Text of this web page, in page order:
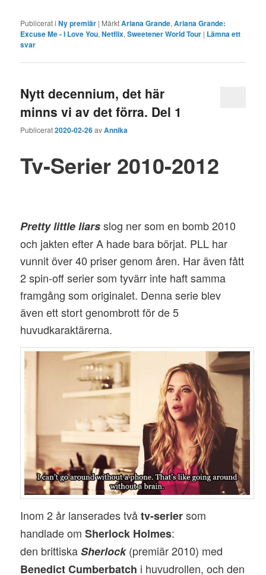
Publicerat i Ny premiär | MärktAriana Grande,Ariana Grande:
Excuse Me - I Love You,Netflix,Sweetener World Tour | Lämna ett
svar
Nytt decennium, det här
minns vi av det förra. Del 1
Publicerat2020-02-26avAnnika
Tv-Serier 2010-2012
Pretty little liarsslog ner som en bomb 2010
och jakten efter A hade bara börjat. PLL har
vunnit över 40 priser genom åren. Har även fått
2 spin-off serier som tyvärr inte haft samma
framgång som originalet. Denna serie blev
även ett stort genombrott för de 5
huvudkaraktärerna.
Inom 2 år lanserades tvåtv-seriersom
handlade omSherlock Holmes:
den brittiskaSherlock(premiär 2010) med
Benedict Cumberbatch i huvudrollen, och den